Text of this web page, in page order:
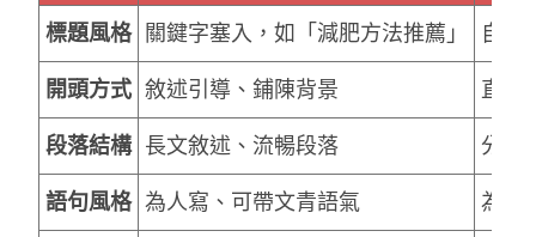
標題風格 關鍵字塞入，如「減肥方法推薦」 自然
開頭方式 敘述引導、鋪陳背景 直接
段落結構 長文敘述、流暢段落 分段
語句風格 為人寫、可帶文青語氣 為AI